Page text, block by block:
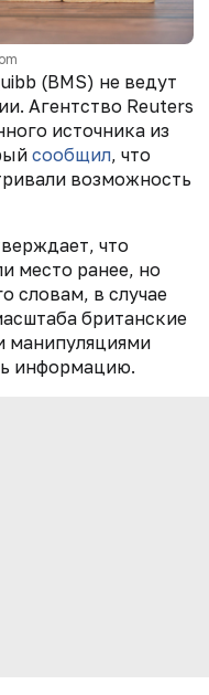
(BMS) не ведут
Агентство Reuters
источника из
сообщил, что
возможность
что
место ранее, но
словам, в случае
британские
манипуляциями
информацию.